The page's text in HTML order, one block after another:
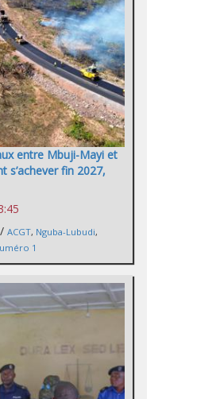
entre Mbuji-Mayi et
s’achever fin 2027,
/ ACGT, Nguba-Lubudi,
1